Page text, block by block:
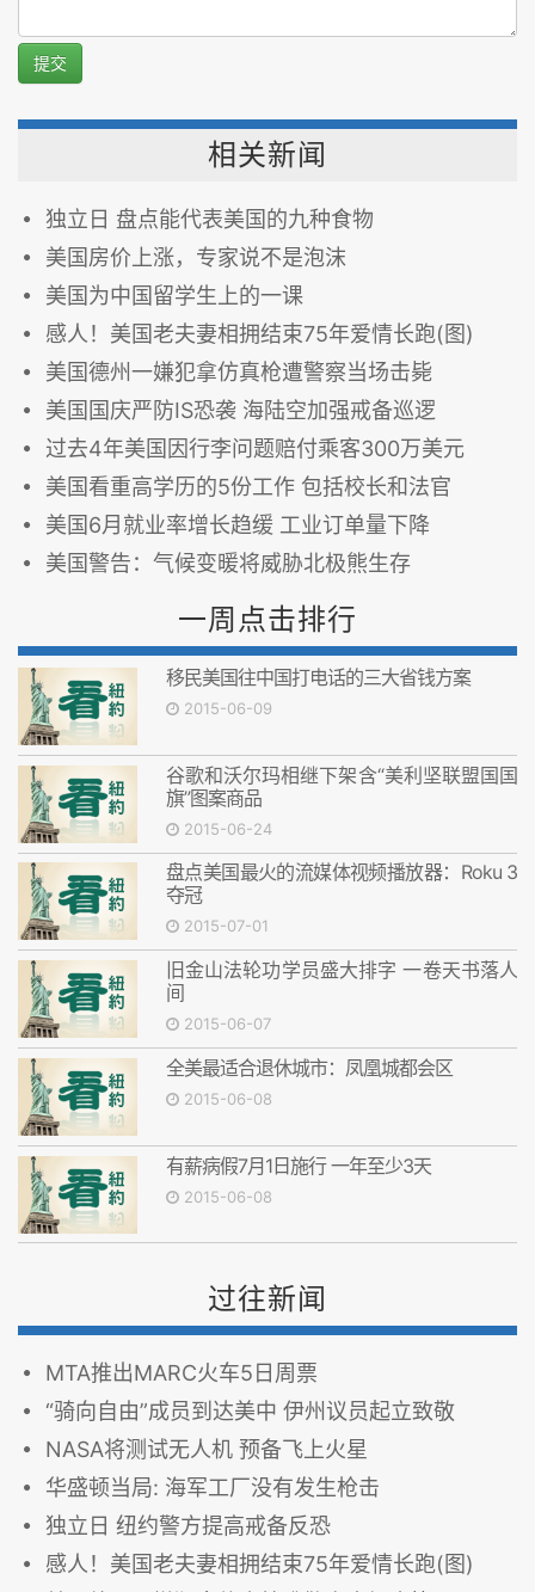
提交
相关新闻
独立日 盘点能代表美国的九种食物
美国房价上涨，专家说不是泡沫
美国为中国留学生上的一课
感人！美国老夫妻相拥结束75年爱情长跑(图)
美国德州一嫌犯拿仿真枪遭警察当场击毙
美国国庆严防IS恐袭 海陆空加强戒备巡逻
过去4年美国因行李问题赔付乘客300万美元
美国看重高学历的5份工作 包括校长和法官
美国6月就业率增长趋缓 工业订单量下降
美国警告：气候变暖将威胁北极熊生存
一周点击排行
移民美国往中国打电话的三大省钱方案
2015-06-09
谷歌和沃尔玛相继下架含“美利坚联盟国国
旗”图案商品
2015-06-24
盘点美国最火的流媒体视频播放器：Roku 3
夺冠
2015-07-01
旧金山法轮功学员盛大排字 一卷天书落人
间
2015-06-07
全美最适合退休城市：凤凰城都会区
2015-06-08
有薪病假7月1日施行 一年至少3天
2015-06-08
过往新闻
MTA推出MARC火车5日周票
“骑向自由”成员到达美中 伊州议员起立致敬
NASA将测试无人机 预备飞上火星
华盛顿当局: 海军工厂没有发生枪击
独立日 纽约警方提高戒备反恐
感人！美国老夫妻相拥结束75年爱情长跑(图)